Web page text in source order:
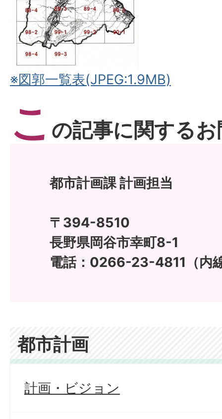
※図郭一覧表(JPEG:1.9MB)
こ の記事に関する
都市計画課 計画担当
〒394-8510
長野県岡谷市幸町8-1
電話：0266-23-4811（内
都市計画
計画・ビジョン